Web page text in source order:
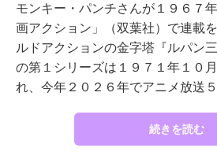
モンキー・パンチさんが１９６７
画アクション」（双葉社）で連載
ルドアクションの金字塔『ルパン
の第１シリーズは１９７１年１０
れ、今年２０２６年でアニメ放送
続きを読む